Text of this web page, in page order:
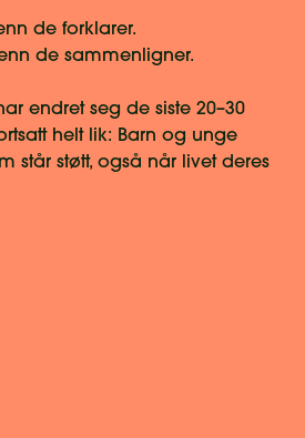
de forklarer.
de sammenligner.
endret seg de siste 20–30
helt lik: Barn og unge
står støtt, også når livet deres